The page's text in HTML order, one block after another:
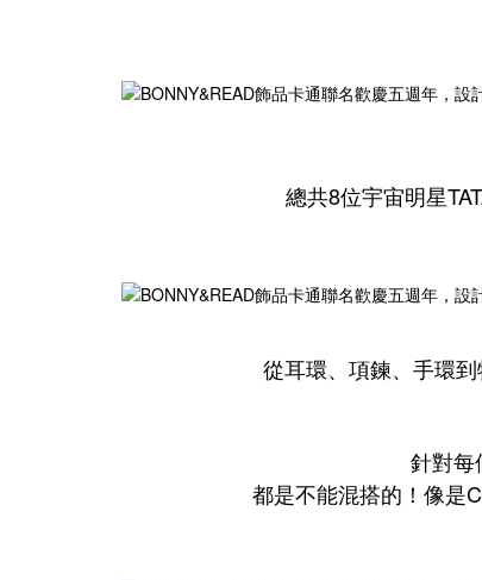
總共8位宇宙明星
從耳環、項鍊、手環
針對每
都是不能混搭的！像是